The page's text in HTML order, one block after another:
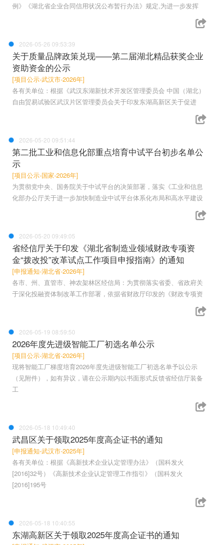
例》《湖北省企业合同信用状况公布暂行办法》规定,为进一步发挥
2026-05-26 09:53:39
关于质量品牌政策兑现——第二届湖北精品获奖企业
资助资金的公示
[项目公示-武汉市-2026年]
各有关单位：根据《武汉东湖新技术开发区管理委员会 中国（湖北）
自由贸易试验区武汉片区管理委员会关于印发东湖高新区关于促进
2026-05-20 09:51:44
第二批工业和信息化部重点培育中试平台初步名单公
示
[项目公示-国家-2026年]
为贯彻党中央、国务院关于中试平台的决策部署，落实《工业和信息
化部办公厅关于进一步加快制造业中试平台体系化布局和高水平建设
2026-05-20 09:49:05
省经信厅关于印发《湖北省制造业领域财政专项资
金“拨改投”改革试点工作项目申报指南》的通知
[申报通知-湖北省-2026年]
各市、州、直管市、神农架林区经信局：为贯彻落实省委、省政府关
于深化投融资体制改革工作部署，依据省财政厅印发的《财政专项资
2026-05-19 08:59:50
2026年度先进级智能工厂初选名单公示
[项目公示-湖北省-2026年]
现将智能工厂梯度培育2026年度先进级智能工厂初选名单予以公示
（见附件），如有异议，请在公示期内以书面形式反馈省经信厅装备
工
2026-05-18 10:49:40
武昌区关于领取2025年度高企证书的通知
[申报通知-武汉市-2025年]
各有关单位：根据《高新技术企业认定管理办法》（国科发火
[2016]32号）《高新技术企业认定管理工作指引》（国科发火
[2016]195号
2026-05-18 10:40:55
东湖高新区关于领取2025年度高企证书的通知